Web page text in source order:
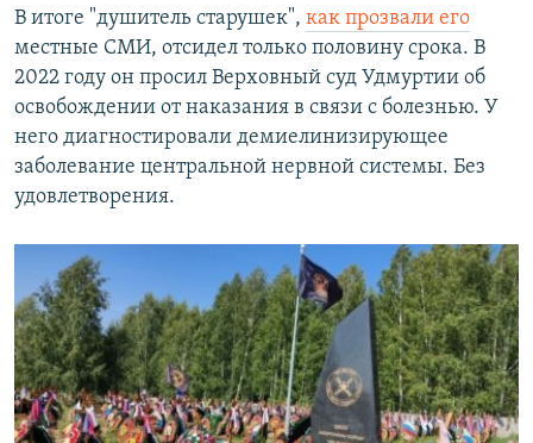
В итоге "душитель старушек", как прозвали его
местные СМИ, отсидел только половину срока. В
2022 году он просил Верховный суд Удмуртии об
освобождении от наказания в связи с болезнью. У
него диагностировали демиелинизирующее
заболевание центральной нервной системы. Без
удовлетворения.